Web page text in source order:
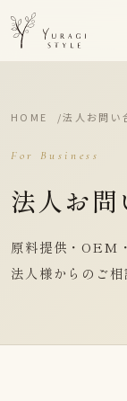
HOME 法人お問い
For Business
法人お問
原料提供・OEM
法人様からのご相